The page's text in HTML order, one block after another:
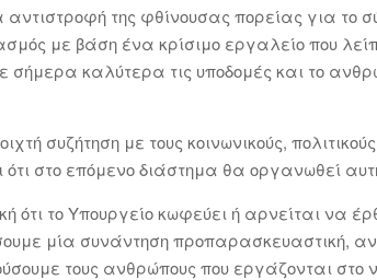
της φθίνουσας πορείας για το
με βάση ένα κρίσιμο εργαλείο που
καλύτερα τις υποδομές και το
συζήτηση με τους κοινωνικούς,
ότι στο επόμενο διάστημα θα οργανωθεί
το Υπουργείο κωφεύει ή αρνείται να
μία συνάντηση προπαρασκευαστική, αν
τους ανθρώπους που εργάζονται στο